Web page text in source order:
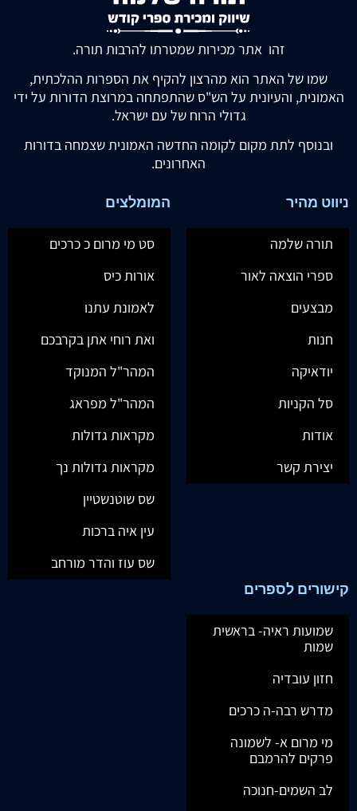
זהו אתר מכירות שמטרתו להרבות תורה.
שמו של האתר הוא מהרצון להקיף את הספרות ההלכתית,
האמונית, והעיונית על הש"ס שהתפתחה במרוצת הדורות על ידי
גדולי הרוח של עם ישראל.
ובנוסף לתת מקום לקומה החדשה האמונית שצמחה בדורות
האחרונים.
ניווט מהיר
תורה שלמה
ספרי הוצאה לאור
מבצעים
חנות
יודאיקה
סל הקניות
אודות
יצירת קשר
המומלצים
סט מי מרום כ כרכים
אורות כיס
לאמונת עתנו
ואת רוחי אתן בקרבכם
המהר"ל המנוקד
המהר"ל מפראג
מקראות גדולות
מקראות גדולות נך
שס שוטנשטיין
עין איה ברכות
שס עוז והדר מורחב
קישורים לספרים
שמועות ראיה- בראשית
שמות
חזון עובדיה
מדרש רבה-ה כרכים
מי מרום א- לשמונה
פרקים להרמבם
לב השמים-חנוכה